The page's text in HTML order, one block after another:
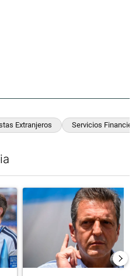
Extranjeros Servicios
el título "Milei despidió a Jorge
Un artículo de tendencia